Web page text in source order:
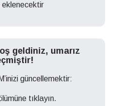
eklenecektir
geldiniz, umarız
güncellemektir:
tıklayın.